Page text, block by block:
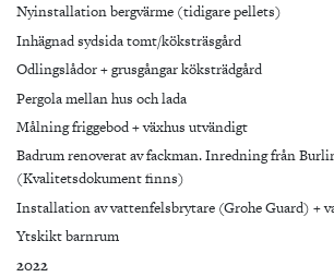
Nyinstallation bergvärme (tidigare pellets)
Inhägnad sydsida tomt/köksträsgård
Odlingslådor + grusgångar köksträdgård
Pergola mellan hus och lada
Målning friggebod + växhus utvändigt
Badrum renoverat av fackman. Inredning från
(Kvalitetsdokument finns)
Installation av vattenfelsbrytare (Grohe Guard) +
Ytskikt barnrum
2022